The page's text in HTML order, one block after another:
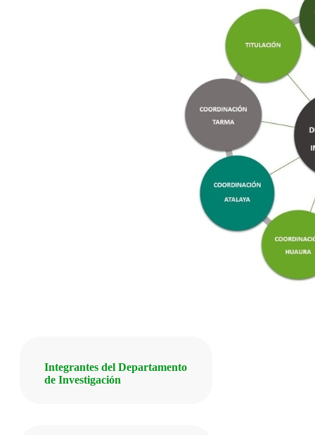
Integrantes del Departamento
de Investigación